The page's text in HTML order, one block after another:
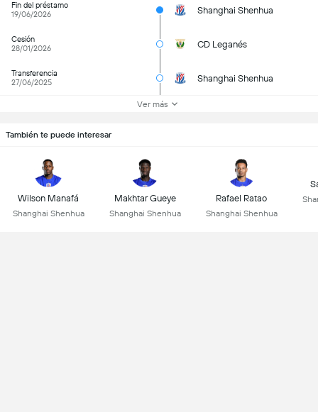
Fin del préstamo
19/06/2026
Shanghai Shenhua
Cesión
28/01/2026
CD Leganés
Transferencia
27/06/2025
Shanghai Shenhua
Ver más
También te puede interesar
Wilson Manafá
Shanghai Shenhua
Makhtar Gueye
Shanghai Shenhua
Rafael Ratao
Shanghai Shenhua